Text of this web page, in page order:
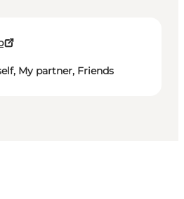
My partner, Friends